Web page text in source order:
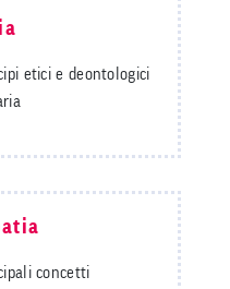
etici e deontologici
concetti